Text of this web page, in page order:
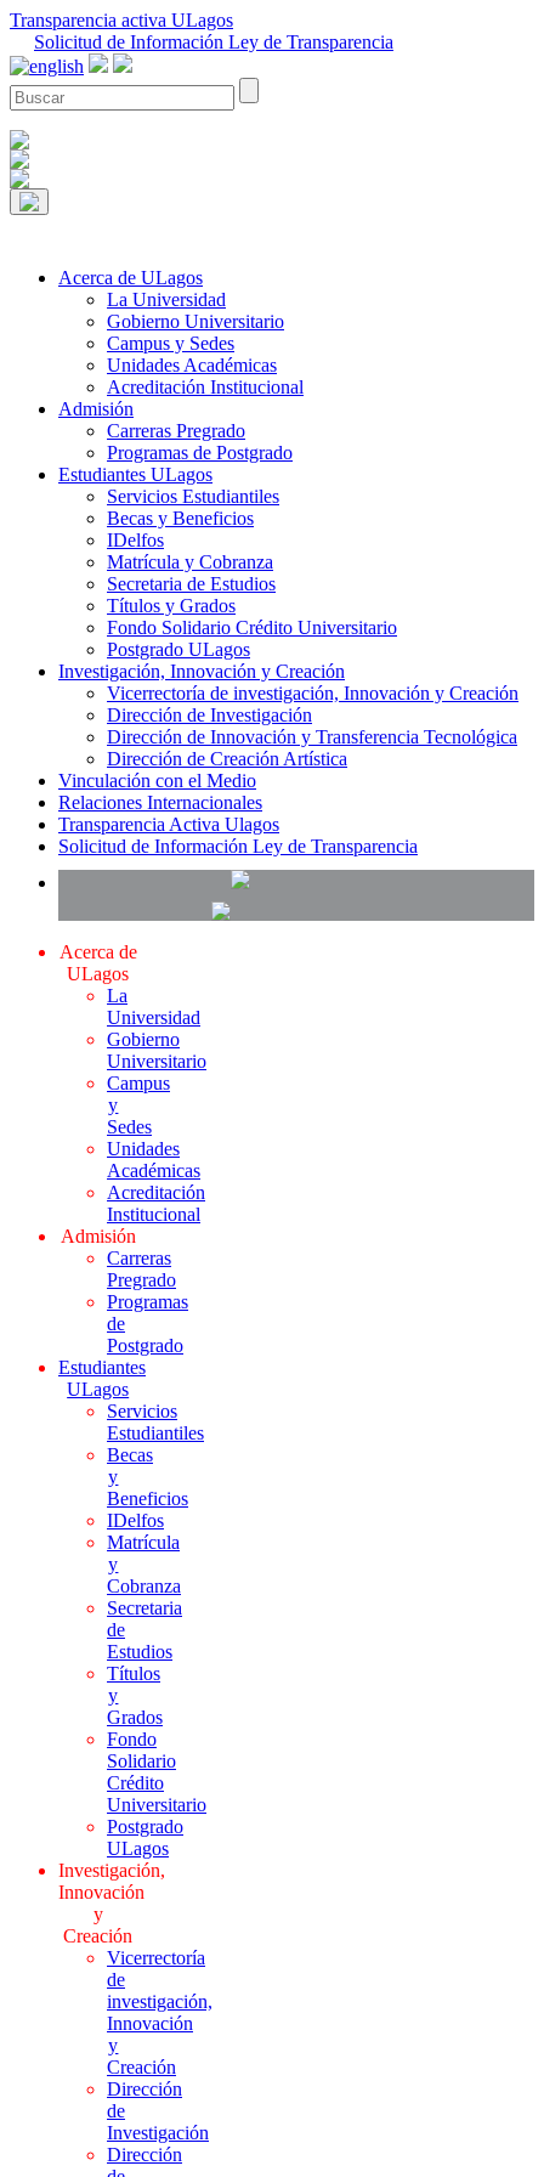
Transparencia activa ULagos
Solicitud de Información Ley de Transparencia
Acerca de ULagos
La Universidad
Gobierno Universitario
Campus y Sedes
Unidades Académicas
Acreditación Institucional
Admisión
Carreras Pregrado
Programas de Postgrado
Estudiantes ULagos
Servicios Estudiantiles
Becas y Beneficios
IDelfos
Matrícula y Cobranza
Secretaria de Estudios
Títulos y Grados
Fondo Solidario Crédito Universitario
Postgrado ULagos
Investigación, Innovación y Creación
Vicerrectoría de investigación, Innovación y Creación
Dirección de Investigación
Dirección de Innovación y Transferencia Tecnológica
Dirección de Creación Artística
Vinculación con el Medio
Relaciones Internacionales
Transparencia Activa Ulagos
Solicitud de Información Ley de Transparencia
Acerca de
ULagos
La
Universidad
Gobierno
Universitario
Campus
y
Sedes
Unidades
Académicas
Acreditación
Institucional
Admisión
Carreras
Pregrado
Programas
de
Postgrado
Estudiantes
ULagos
Servicios
Estudiantiles
Becas
y
Beneficios
IDelfos
Matrícula
y
Cobranza
Secretaria
de
Estudios
Títulos
y
Grados
Fondo
Solidario
Crédito
Universitario
Postgrado
ULagos
Investigación,
Innovación
y
Creación
Vicerrectoría
de
investigación,
Innovación
y
Creación
Dirección
de
Investigación
Dirección